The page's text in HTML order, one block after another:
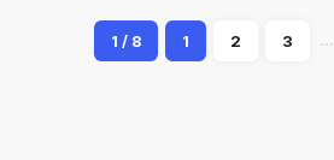
1 / 8 1 2 3 ...